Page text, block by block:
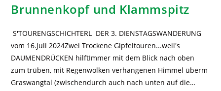
Brunnenkopf und Klammspitz
S'TOURENGSCHICHTERL DER 3. DIENSTAGSWANDERUNG
vom 16.Juli 2024Zwei Trockene Gipfeltouren...weil's
DAUMENDRÜCKEN hilftImmer mit dem Blick nach oben
zum trüben, mit Regenwolken verhangenen Himmel überm
Graswangtal (zwischendurch auch nach unten auf die…